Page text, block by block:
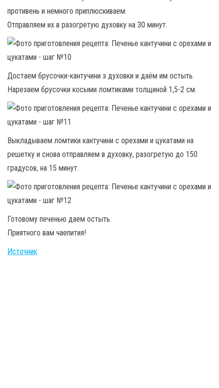
противень и немного приплюскиваем.
Отправляем их в разогретую духовку на 30 минут.
Достаем брусочки-кантучини з духовки и даём им остыть.
Нарезаем брусочки косыми ломтиками толщиной 1,5-2 см.
Выкладываем ломтики кантучини с орехами и цукатами на
решетку и снова отправляем в духовку, разогретую до 150
градусов, на 15 минут.
Готовому печенью даем остыть.
Приятного вам чаепития!
Источник